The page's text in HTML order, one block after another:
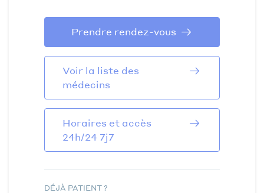
Prendre rendez-vous
Voir la liste des
médecins
Horaires et accès
24h/24 7j7
DÉJÀ PATIENT ?